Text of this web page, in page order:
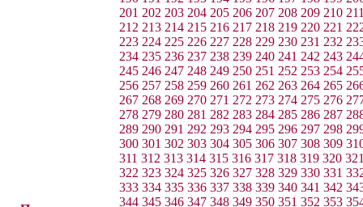
201 202 203 204 205 206 207 208 209 210
212 213 214 215 216 217 218 219 220 221
223 224 225 226 227 228 229 230 231 232
234 235 236 237 238 239 240 241 242 243
245 246 247 248 249 250 251 252 253 254
256 257 258 259 260 261 262 263 264 265
267 268 269 270 271 272 273 274 275 276
278 279 280 281 282 283 284 285 286 287
289 290 291 292 293 294 295 296 297 298
300 301 302 303 304 305 306 307 308 309
311 312 313 314 315 316 317 318 319 320
322 323 324 325 326 327 328 329 330 331
333 334 335 336 337 338 339 340 341 342
344 345 346 347 348 349 350 351 352 353